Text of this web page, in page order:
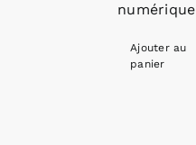
numérique
Ajouter au
panier